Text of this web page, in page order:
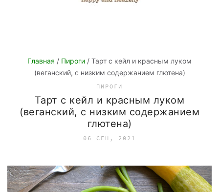
Главная / Пироги / Тарт с кейл и красным луком
(веганский, с низким содержанием глютена)
ПИРОГИ
Тарт с кейл и красным луком
(веганский, с низким содержанием
глютена)
06 СЕН, 2021